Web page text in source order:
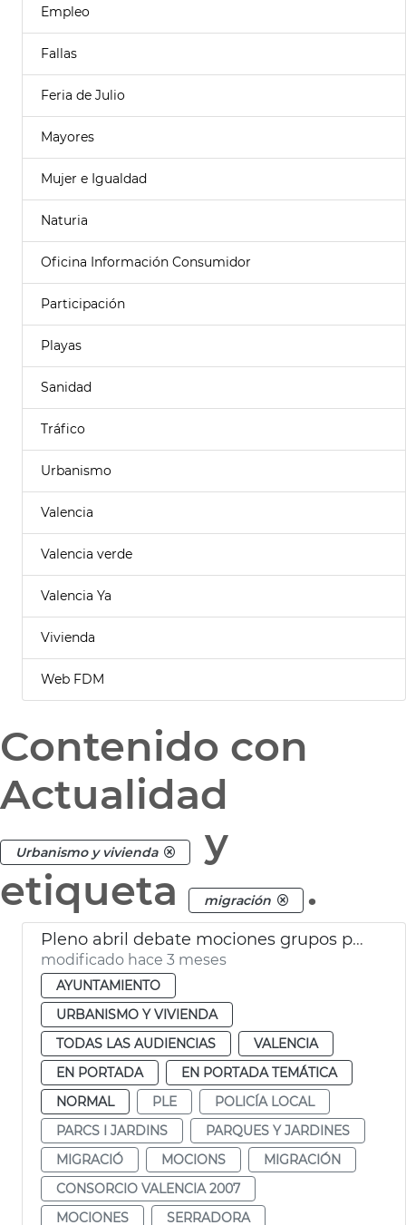
Empleo
Fallas
Feria de Julio
Mayores
Mujer e Igualdad
Naturia
Oficina Información Consumidor
Participación
Playas
Sanidad
Tráfico
Urbanismo
Valencia
Valencia verde
Valencia Ya
Vivienda
Web FDM
Contenido con
Actualidad
Urbanismo y vivienda
y
etiqueta
migración .
Pleno abril debate mociones grupos políticos
modificado hace 3 meses
AYUNTAMIENTO
URBANISMO Y VIVIENDA
TODAS LAS AUDIENCIAS
VALENCIA
EN PORTADA
EN PORTADA TEMÁTICA
NORMAL
PLE
POLICÍA LOCAL
PARCS I JARDINS
PARQUES Y JARDINES
MIGRACIÓ
MOCIONS
MIGRACIÓN
CONSORCIO VALENCIA 2007
MOCIONES
SERRADORA